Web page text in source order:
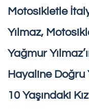
Motosikletle
Yılmaz,
Yağmur
Hayaline Doğru
10 Yaşındaki